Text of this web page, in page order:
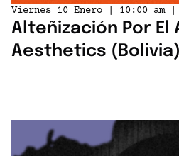
Viernes 10 Enero | 10:00 am
Alteñización Por El
Aesthetics (Bolivia)